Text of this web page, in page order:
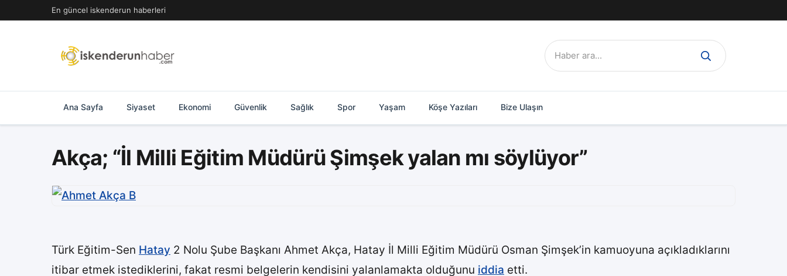
geç
En güncel iskenderun haberleri
Ara:
Ana Sayfa Siyaset Ekonomi Güvenlik Sağlık Spor Yaşam Köşe Yazıları Bize Ulaşın
Akça; “İl Milli Eğitim Müdürü Şimşek yalan mı söylüyor”
Türk Eğitim-Sen Hatay 2 Nolu Şube Başkanı Ahmet Akça, Hatay İl Milli Eğitim Müdürü Osman Şimşek’in kamuoyuna açıkladıklarını
itibar etmek istediklerini, fakat resmi belgelerin kendisini yalanlamakta olduğunu iddia etti.